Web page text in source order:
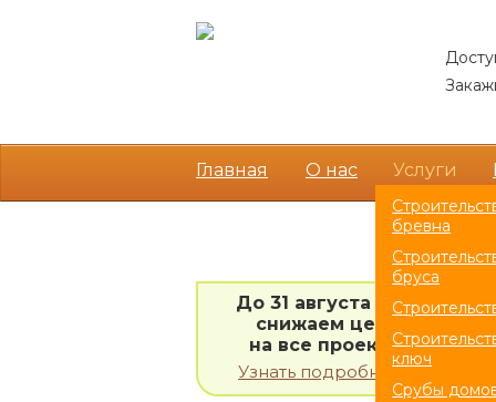
Главная О нас Услуги
бревна
бруса
ключ
Срубы
До 31 августа 2026
снижаем цены
на все проекты!
Узнать подробности